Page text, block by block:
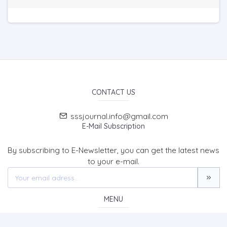
CONTACT US
sssjournal.info@gmail.com
E-Mail Subscription
By subscribing to E-Newsletter, you can get the latest news
to your e-mail.
MENU